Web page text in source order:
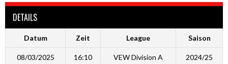
DETAILS
Datum Zeit League Saison
08/03/2025 16:10 VEW Division A 2024/25